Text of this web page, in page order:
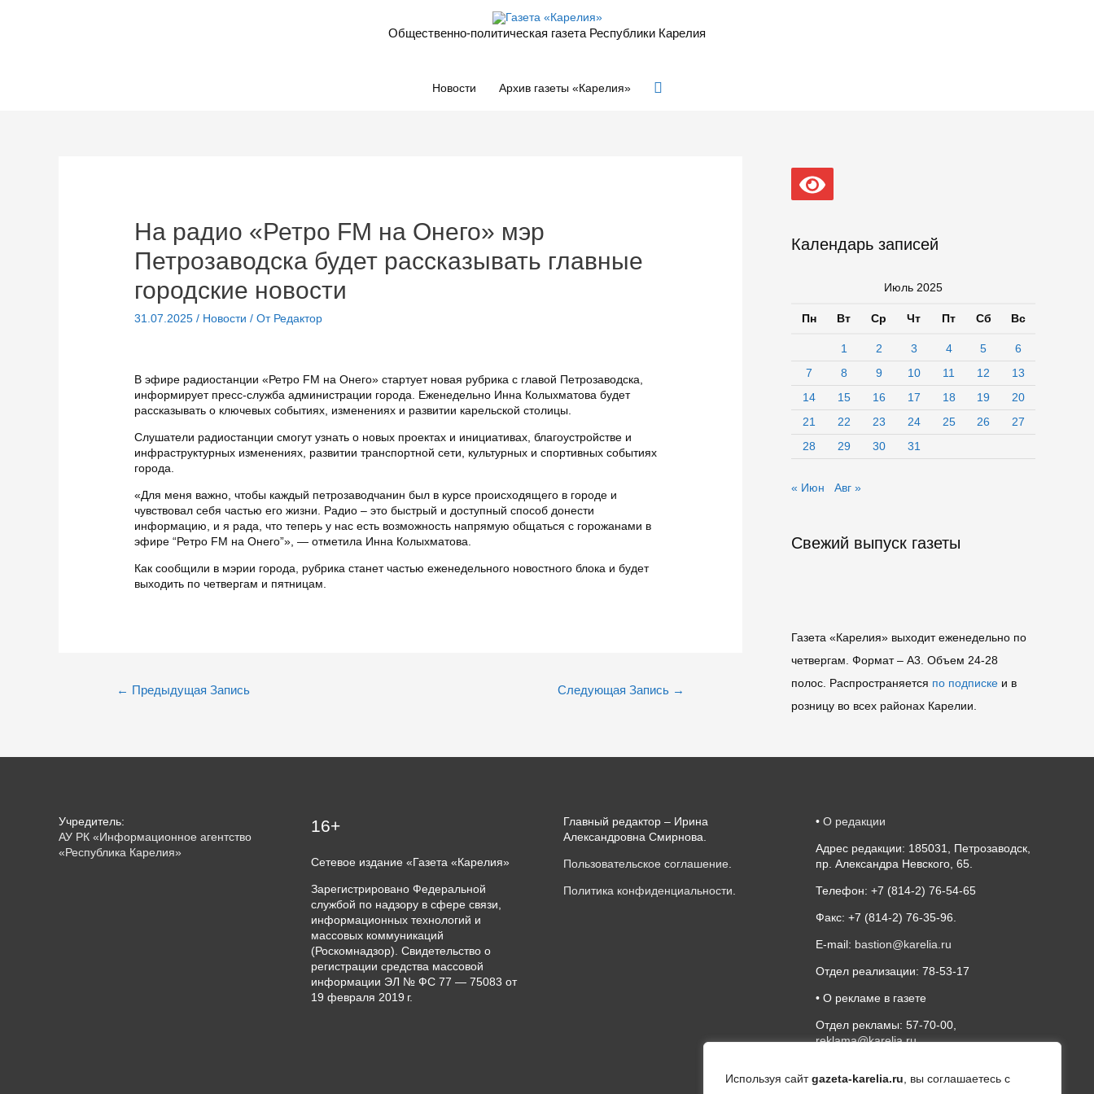
Используя сайтgazeta-karelia.ru , вы соглашаетесь с
Общественно-политическая газета Республики Карелия
Новости Архив газеты «Карелия» Поиск
На радио «Ретро FM на Онего» мэр
Петрозаводска будет рассказывать главные
городские новости
31.07.2025 / Новости / От Редактор
В эфире радиостанции «Ретро FM на Онего» стартует новая рубрика с главой Петрозаводска,
информирует пресс-служба администрации города. Еженедельно Инна Колыхматова будет
рассказывать о ключевых событиях, изменениях и развитии карельской столицы.
Слушатели радиостанции смогут узнать о новых проектах и инициативах, благоустройстве и
инфраструктурных изменениях, развитии транспортной сети, культурных и спортивных событиях
города.
«Для меня важно, чтобы каждый петрозаводчанин был в курсе происходящего в городе и
чувствовал себя частью его жизни. Радио – это быстрый и доступный способ донести
информацию, и я рада, что теперь у нас есть возможность напрямую общаться с горожанами в
эфире “Ретро FM на Онего”», — отметила Инна Колыхматова.
Как сообщили в мэрии города, рубрика станет частью еженедельного новостного блока и будет
выходить по четвергам и пятницам.
← Предыдущая Запись Следующая Запись →
Календарь записей
Июль 2025
Пн Вт Ср Чт Пт Сб Вс
1 2 3 4 5
6
7
8 9 10 11 12
13
14
15 16 17 18 19
20
21
22 23 24 25 26
27
28
29 30 31
« Июн Авг »
Свежий выпуск газеты
Газета «Карелия» выходит еженедельно по
четвергам. Формат – A3. Объем 24-28
полос. Распространяется по подписке и в
розницу во всех районах Карелии.
Учредитель:
АУ РК «Информационное агентство
«Республика Карелия»
16+
Сетевое издание «Газета «Карелия»
Зарегистрировано Федеральной
службой по надзору в сфере связи,
информационных технологий и
массовых коммуникаций
(Роскомнадзор). Свидетельство о
регистрации средства массовой
информации ЭЛ № ФС 77 — 75083 от
19 февраля 2019 г.
Главный редактор – Ирина
Александровна Смирнова.
Пользовательское соглашение
Политика конфиденциальности
• О редакции
Адрес редакции: 185031, Петрозаводск,
пр. Александра Невского, 65.
Телефон: +7 (814-2) 76-54-65
Факс: +7 (814-2) 76-35-96.
E-mail: bastion@karelia.ru
Отдел реализации: 78-53-17
• О рекламе в газете
Отдел рекламы: 57-70-00,
reklama@karelia.ru